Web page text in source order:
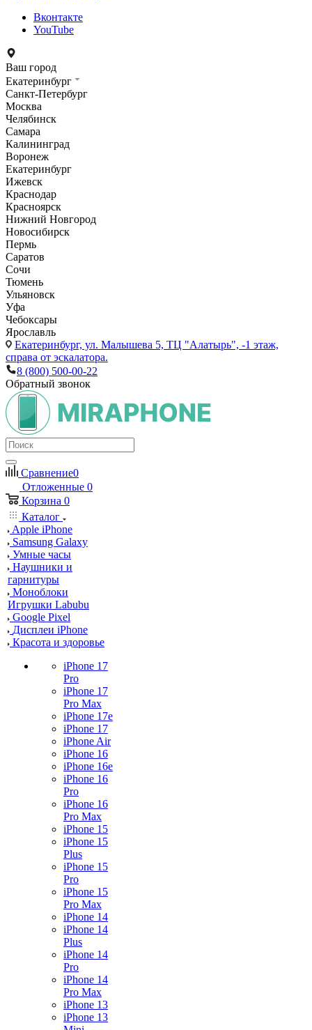
Вконтакте
YouTube
Ваш город
Екатеринбург
Санкт-Петербург
Москва
Челябинск
Самара
Калининград
Воронеж
Екатеринбург
Ижевск
Краснодар
Красноярск
Нижний Новгород
Новосибирск
Пермь
Саратов
Сочи
Тюмень
Ульяновск
Уфа
Чебоксары
Ярославль
Екатеринбург, ул. Малышева 5, ТЦ "Алатырь", -1 этаж,
справа от эскалатора.
8 (800) 500-00-22
Обратный звонок
Сравнение0
Отложенные 0
Корзина 0
Каталог
Apple iPhone
Samsung Galaxy
Умные часы
Наушники и
гарнитуры
Моноблоки
Игрушки Labubu
Google Pixel
Дисплеи iPhone
Красота и здоровье
iPhone 17
Pro
iPhone 17
Pro Max
iPhone 17e
iPhone 17
iPhone Air
iPhone 16
iPhone 16e
iPhone 16
Pro
iPhone 16
Pro Max
iPhone 15
iPhone 15
Plus
iPhone 15
Pro
iPhone 15
Pro Max
iPhone 14
iPhone 14
Plus
iPhone 14
Pro
iPhone 14
Pro Max
iPhone 13
iPhone 13